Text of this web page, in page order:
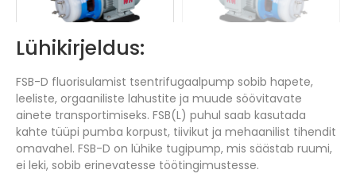
Lühikirjeldus:
FSB-D fluorisulamist tsentrifugaalpump sobib hapete,
leeliste, orgaaniliste lahustite ja muude söövitavate
ainete transportimiseks. FSB(L) puhul saab kasutada
kahte tüüpi pumba korpust, tiivikut ja mehaanilist tihendit
omavahel. FSB-D on lühike tugipump, mis säästab ruumi,
ei leki, sobib erinevatesse töötingimustesse.